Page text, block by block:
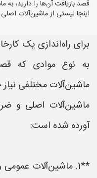
قصد بازیافت آن‌ها را دارید،
اینجا لیستی از ماشین‌آلات
برای راه‌اندازی یک
به نوع موادی که
ماشین‌آلات مختلفی
ماشین‌آلات اصلی و
آورده شده است:
**1. ماشین‌آلات عمومی